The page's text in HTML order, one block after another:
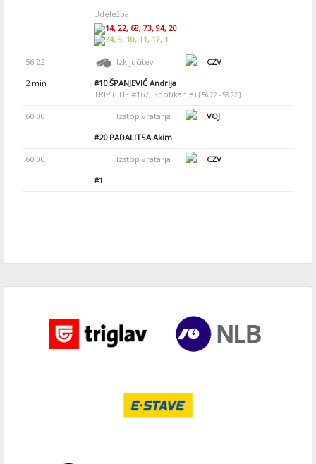
Udeležba:
14, 22, 68, 73, 94, 20
24, 9, 10, 11, 17, 1
56:22 Izključitev
CZV
2 min
#10ŠPANJEVIĆ Andrija
TRIP (IIHF #167, Spotikanje) [ 56:22 - 58:22 ]
60:00 Izstop vratarja
VOJ
#20PADALITSA Akim
60:00 Izstop vratarja
CZV
#1